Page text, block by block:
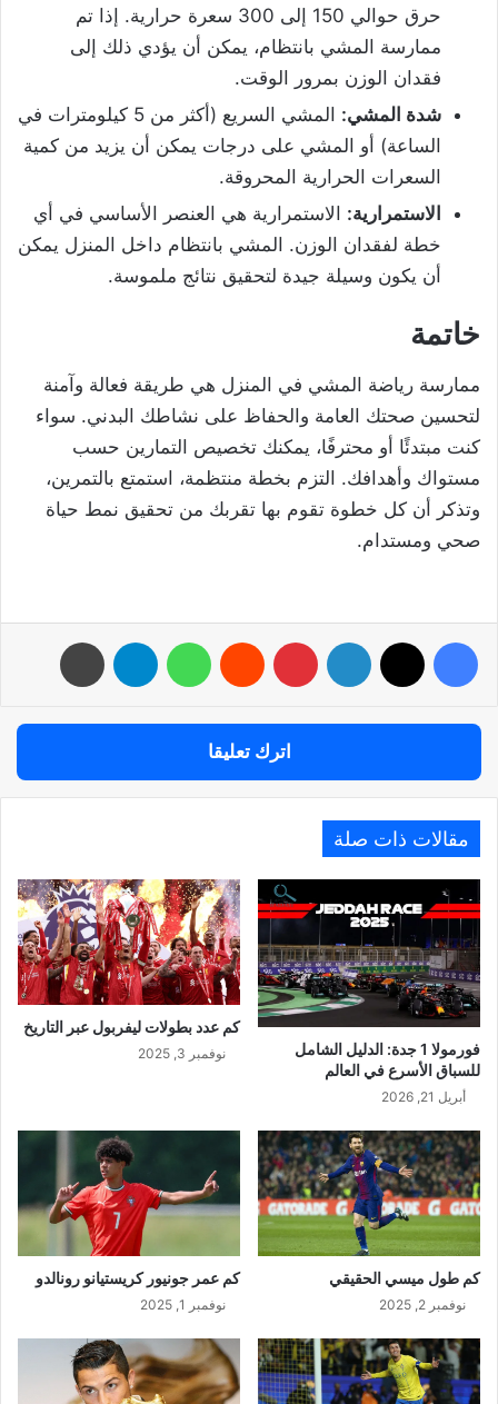
حرق حوالي 150 إلى 300 سعرة حرارية. إذا تم
ممارسة المشي بانتظام، يمكن أن يؤدي ذلك إلى
فقدان الوزن بمرور الوقت.
شدة المشي:
المشي السريع (أكثر من 5 كيلومترات في
الساعة) أو المشي على درجات يمكن أن يزيد من كمية
السعرات الحرارية المحروقة.
الاستمرارية: الاستمرارية هي العنصر الأساسي في أي
خطة لفقدان الوزن. المشي بانتظام داخل المنزل يمكن
أن يكون وسيلة جيدة لتحقيق نتائج ملموسة.
خاتمة
ممارسة رياضة المشي في المنزل هي طريقة فعالة وآمنة
لتحسين صحتك العامة والحفاظ على نشاطك البدني. سواء
كنت مبتدئًا أو محترفًا، يمكنك تخصيص التمارين حسب
مستواك وأهدافك. التزم بخطة منتظمة، استمتع بالتمرين،
وتذكر أن كل خطوة تقوم بها تقربك من تحقيق نمط حياة
صحي ومستدام.
فيسبوك لينكدإن بينتيريست واتساب تيلقرام
اترك تعليقا
مقالات ذات صلة
فورمولا 1 جدة: الدليل الشامل
للسباق الأسرع في العالم
أبريل 21, 2026
كم عدد بطولات ليفربول عبر التاريخ
نوفمبر 3, 2025
كم طول ميسي الحقيقي
نوفمبر 2, 2025
كم عمر جونيور كريستيانو رونالدو
نوفمبر 1, 2025